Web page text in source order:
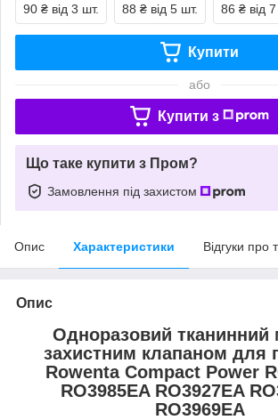
90 ₴ від 3 шт. 88 ₴ від 5 шт. 86 ₴ від
Купити
або
Купити з
Що таке купити з Пром?
Замовлення під захистом
Опис Характеристики Відгуки про
Опис
Одноразовий тканинний
захистним клапаном для
Rowenta Compact Power
RO3985EA RO3927EA
RO3969EA